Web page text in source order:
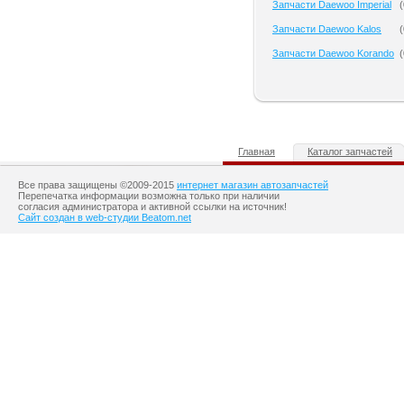
Запчасти Daewoo Imperial (
Запчасти Daewoo Kalos (
Запчасти Daewoo Korando (
Главная Каталог запчастей
Все права защищены ©2009-2015 интернет магазин автозапчастей
Перепечатка информации возможна только при наличии
согласия администратора и активной ссылки на источник!
Сайт создан в web-студии Beatom.net